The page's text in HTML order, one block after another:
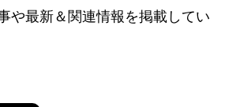
や最新＆関連情報を掲載してい